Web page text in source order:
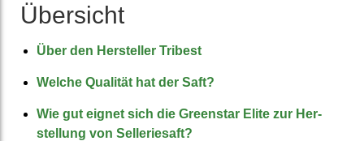
Übersicht
Über den Hersteller Tribest
Welche Qualität hat der Saft?
Wie gut eignet sich die Greenstar Elite zur Her­
stellung von Sellerie­saft?